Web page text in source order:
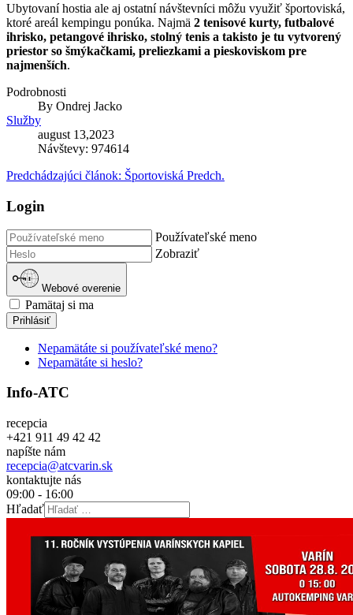
Ubytovaní hostia ale aj ostatní návštevníci môžu využiť športoviská,
ktoré areál kempingu ponúka. Najmä 2 tenisové kurty, futbalové
ihrisko, petangové ihrisko, stolný tenis a takisto je tu vytvorený
priestor so šmýkačkami, preliezkami a pieskoviskom pre
najmenších.
Podrobnosti
By Ondrej Jacko
Služby
august 13,2023
Návštevy: 974614
Predchádzajúci článok: Športoviská Predch.
Login
Používateľské meno
Zobraziť
Webové overenie
Pamätaj si ma
Prihlásiť
Nepamätáte si používateľské meno?
Nepamätáte si heslo?
Info-ATC
recepcia
+421 911 49 42 42
napíšte nám
recepcia@atcvarin.sk
kontaktujte nás
09:00 - 16:00
Hľadať